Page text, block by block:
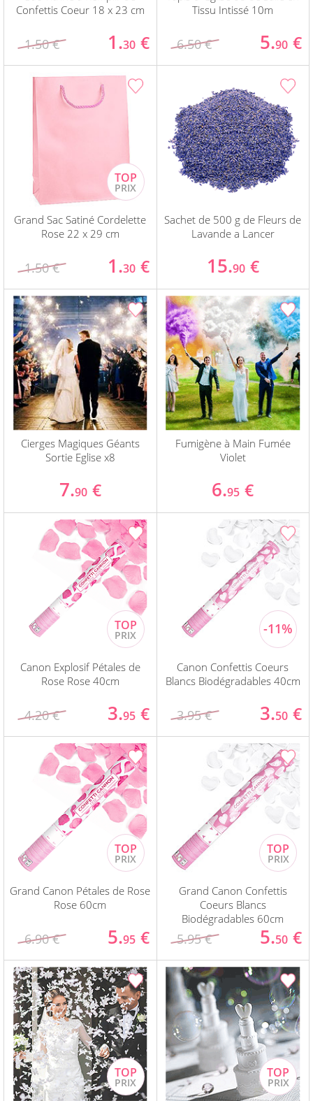
Confettis Coeur 18 x 23 cm
1.50 € 1.30 €
Tissu Intissé 10m
6.50 € 5.90 €
Grand Sac Satiné Cordelette
Rose 22 x 29 cm
1.50 € 1.30 €
Sachet de 500 g de Fleurs de
Lavande a Lancer
15.90 €
Cierges Magiques Géants
Sortie Eglise x8
7.90 €
Fumigène à Main Fumée
Violet
6.95 €
Canon Explosif Pétales de
Rose Rose 40cm
4.20 € 3.95 €
Canon Confettis Coeurs
Blancs Biodégradables 40cm
3.95 € 3.50 €
Grand Canon Pétales de Rose
Rose 60cm
6.90 € 5.95 €
Grand Canon Confettis
Coeurs Blancs
Biodégradables 60cm
5.95 € 5.50 €